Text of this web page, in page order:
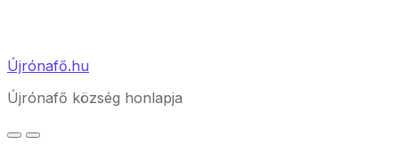
Újrónafő.hu
Újrónafő község honlapja